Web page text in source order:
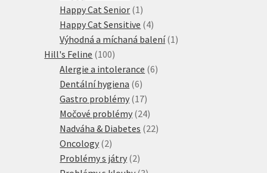
produkty
Happy Cat Senior 1 1
produkt
Happy Cat Sensitive 44
produkty
Výhodná a míchaná balení 1 1
Hill's Feline 100100
produktů
Alergie a intolerance 66
Dentální hygiena 66
produktů
Gastro problémy 1717
produktů
Močové problémy 2424
produktů
Nadváha & Diabetes 2222
Oncology 22
produkty
Problémy s játry 22